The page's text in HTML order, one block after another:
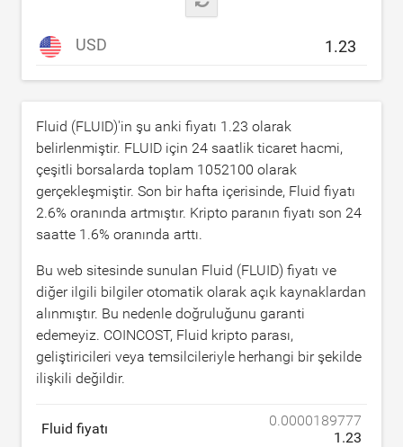
USD
Fluid (FLUID)'in şu anki fiyatı 1.23 olarak
belirlenmiştir. FLUID için 24 saatlik ticaret hacmi,
çeşitli borsalarda toplam 1052100 olarak
gerçekleşmiştir. Son bir hafta içerisinde, Fluid fiyatı
2.6% oranında artmıştır. Kripto paranın fiyatı son 24
saatte 1.6% oranında arttı.
Bu web sitesinde sunulan Fluid (FLUID) fiyatı ve
diğer ilgili bilgiler otomatik olarak açık kaynaklardan
alınmıştır. Bu nedenle doğruluğunu garanti
edemeyiz. COINCOST, Fluid kripto parası,
geliştiricileri veya temsilcileriyle herhangi bir şekilde
ilişkili değildir.
Fluid fiyatı
0.0000189777
1.23